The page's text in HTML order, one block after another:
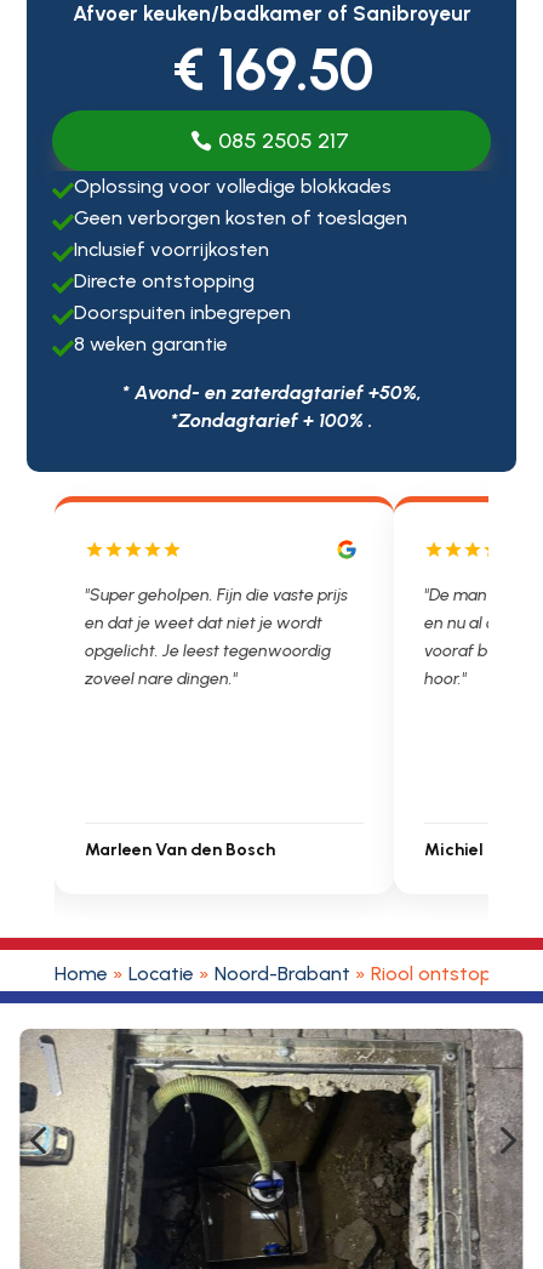
Afvoer keuken/badkamer of Sanibroyeur
€ 169.50
085 2505 217
Oplossing voor volledige blokkades
Geen verborgen kosten of toeslagen
Inclusief voorrijkosten
Directe ontstopping
Doorspuiten inbegrepen
8 weken garantie
* Avond- en zaterdagtarief +50%,
*Zondagtarief + 100% .
"Super geholpen. Fijn die vaste prijs
en dat je weet dat niet je wordt
opgelicht. Je leest tegenwoordig
zoveel nare dingen."
Marleen Van den Bosch
"De man rijden net
en nu al opgelost voor
vooraf besproken
Michiel
Home » Locatie » Noord-Brabant » Riool ontstoppen
4 5